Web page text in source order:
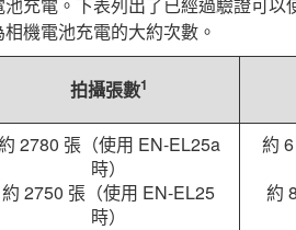
機電池充電的大約次數。
拍攝張數1
2780 張（使用 EN-EL25a
時）
約 2750 張（使用 EN-EL25
時）
約
約